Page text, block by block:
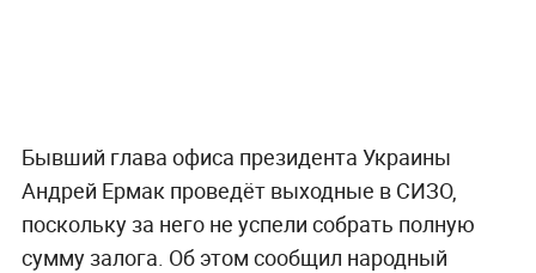
Бывший глава офиса президента Украины
Андрей Ермак проведёт выходные в СИЗО,
поскольку за него не успели собрать полную
сумму залога. Об этом сообщил народный